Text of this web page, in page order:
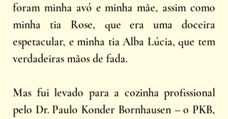
foram minha avó e minha mãe, assim como
minha tia Rose, que era uma doceira
espetacular, e minha tia Alba Lúcia, que tem
verdadeiras mãos de fada.
Mas fui levado para a cozinha profissional
pelo Dr. Paulo Konder Bornhausen – o PKB,